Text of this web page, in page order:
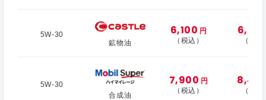
5W-30
鉱物油
6,100 円
（税込）
（税
5W-30
合成油
7,900 円
（税込）
（税